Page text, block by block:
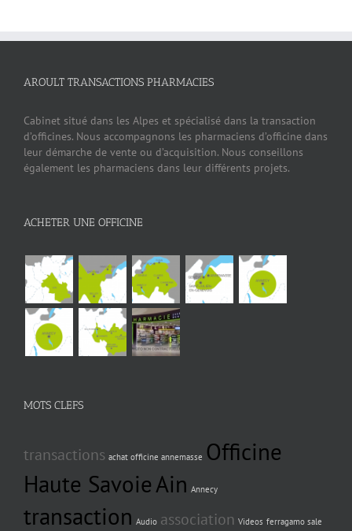
AROULT TRANSACTIONS PHARMACIES
Cabinet situé dans les Alpes et spécialisé dans la transaction
d’officines. Nous accompagnons les pharmaciens d’officine dans
leur démarche de vente ou d’acquisition. Nous conseillons
également les pharmaciens dans leur différents projets.
ACHETER UNE OFFICINE
MOTS CLEFS
transactions achat officine annemasse Officine
Haute SavoieAin Annecy
transaction Audio association Videos ferragamo sale